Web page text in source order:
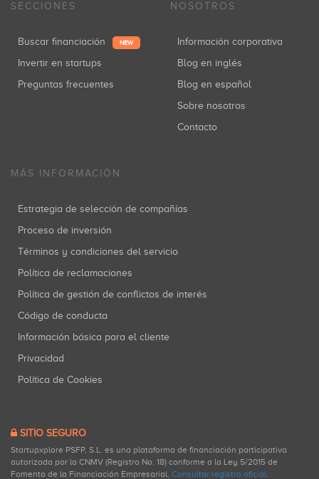
SECCIONES
Buscar financiación NEW
Invertir en startups
Preguntas frecuentes
NOSOTROS
Información corporativa
Blog en inglés
Blog en español
Sobre nosotros
Contacto
MÁS INFORMACIÓN
Estrategia de selección de compañías
Proceso de inversión
Términos y condiciones del servicio
Política de reclamaciones
Política de gestión de conflictos de interés
Código de conducta
Información básica para el cliente
Privacidad
Política de Cookies
SITIO SEGURO
Startupxplore PSFP, S.L. es una plataforma de financiación participativa
autorizada por la CNMV (Registro No. 18) conforme a la Ley 5/2015 de
Fomento de la Financiación Empresarial. Consultar registro oficial.